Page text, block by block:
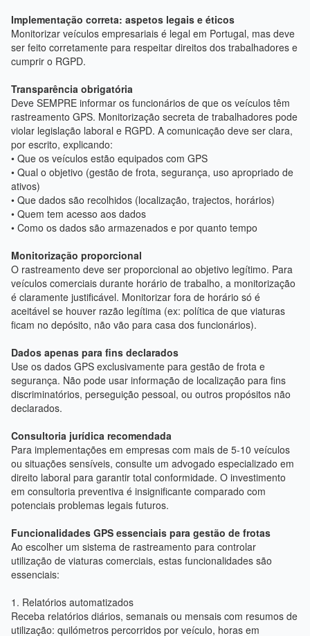
Implementação correta: aspetos legais e éticos
Monitorizar veículos empresariais é legal em Portugal, mas deve
ser feito corretamente para respeitar direitos dos trabalhadores e
cumprir o RGPD.
Transparência obrigatória
Deve SEMPRE informar os funcionários de que os veículos têm
rastreamento GPS. Monitorização secreta de trabalhadores pode
violar legislação laboral e RGPD. A comunicação deve ser clara,
por escrito, explicando:
• Que os veículos estão equipados com GPS
• Qual o objetivo (gestão de frota, segurança, uso apropriado de
ativos)
• Que dados são recolhidos (localização, trajectos, horários)
• Quem tem acesso aos dados
• Como os dados são armazenados e por quanto tempo
Monitorização proporcional
O rastreamento deve ser proporcional ao objetivo legítimo. Para
veículos comerciais durante horário de trabalho, a monitorização
é claramente justificável. Monitorizar fora de horário só é
aceitável se houver razão legítima (ex: política de que viaturas
ficam no depósito, não vão para casa dos funcionários).
Dados apenas para fins declarados
Use os dados GPS exclusivamente para gestão de frota e
segurança. Não pode usar informação de localização para fins
discriminatórios, perseguição pessoal, ou outros propósitos não
declarados.
Consultoria jurídica recomendada
Para implementações em empresas com mais de 5-10 veículos
ou situações sensíveis, consulte um advogado especializado em
direito laboral para garantir total conformidade. O investimento
em consultoria preventiva é insignificante comparado com
potenciais problemas legais futuros.
Funcionalidades GPS essenciais para gestão de frotas
Ao escolher um sistema de rastreamento para controlar
utilização de viaturas comerciais, estas funcionalidades são
essenciais:
1. Relatórios automatizados
Receba relatórios diários, semanais ou mensais com resumos de
utilização: quilómetros percorridos por veículo, horas em